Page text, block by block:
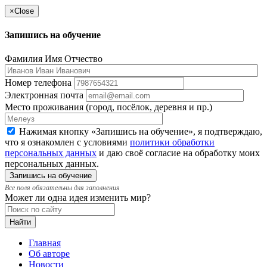
×Close
Запишись на обучение
Фамилия Имя Отчество
Номер телефона
Электронная почта
Место проживания (город, посёлок, деревня и пр.)
Нажимая кнопку «Запишись на обучение», я подтверждаю,
что я ознакомлен с условиями политики обработки
персональных данных и даю своё согласие на обработку моих
персональных данных.
Все поля обязательны для заполнения
Может ли одна идея изменить мир?
Главная
Об авторе
Новости